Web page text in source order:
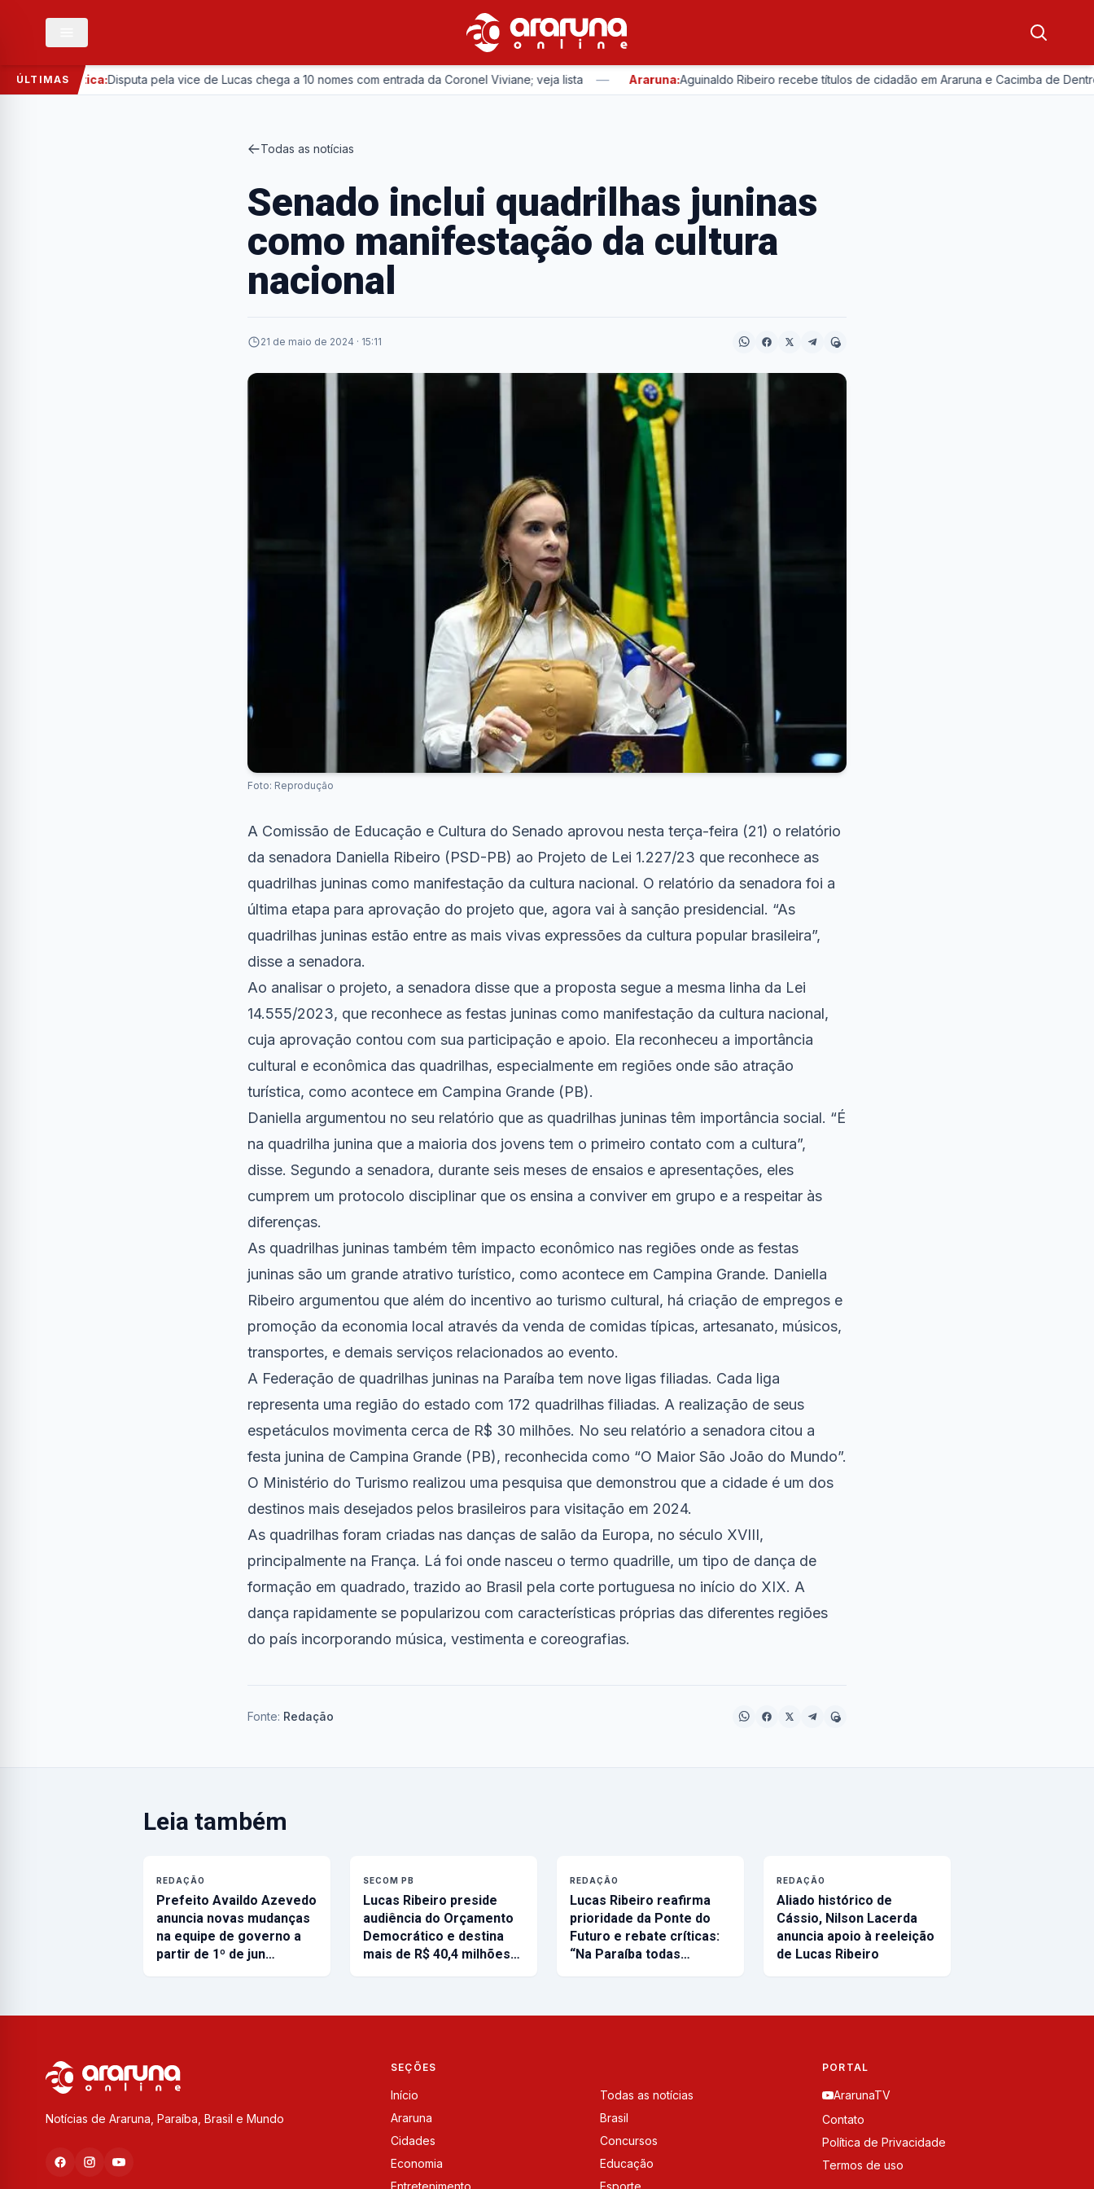
ÚLTIMAS
Política: Disputa pela vice de Lucas chega a 10 nomes com entrada da Coronel Viviane; veja lista — Araruna:Aguinaldo Ribeiro recebe títulos de cidadão em Araruna e Cacimba de Dentro
Todas as notícias
Senado inclui quadrilhas juninas
como manifestação da cultura
nacional
21 de maio de 2024 · 15:11
Foto: Reprodução
A Comissão de Educação e Cultura do Senado aprovou nesta terça-feira (21) o relatório
da senadora Daniella Ribeiro (PSD-PB) ao Projeto de Lei 1.227/23 que reconhece as
quadrilhas juninas como manifestação da cultura nacional. O relatório da senadora foi a
última etapa para aprovação do projeto que, agora vai à sanção presidencial. “As
quadrilhas juninas estão entre as mais vivas expressões da cultura popular brasileira”,
disse a senadora.
Ao analisar o projeto, a senadora disse que a proposta segue a mesma linha da Lei
14.555/2023, que reconhece as festas juninas como manifestação da cultura nacional,
cuja aprovação contou com sua participação e apoio. Ela reconheceu a importância
cultural e econômica das quadrilhas, especialmente em regiões onde são atração
turística, como acontece em Campina Grande (PB).
Daniella argumentou no seu relatório que as quadrilhas juninas têm importância social. “É
na quadrilha junina que a maioria dos jovens tem o primeiro contato com a cultura”,
disse. Segundo a senadora, durante seis meses de ensaios e apresentações, eles
cumprem um protocolo disciplinar que os ensina a conviver em grupo e a respeitar às
diferenças.
As quadrilhas juninas também têm impacto econômico nas regiões onde as festas
juninas são um grande atrativo turístico, como acontece em Campina Grande. Daniella
Ribeiro argumentou que além do incentivo ao turismo cultural, há criação de empregos e
promoção da economia local através da venda de comidas típicas, artesanato, músicos,
transportes, e demais serviços relacionados ao evento.
A Federação de quadrilhas juninas na Paraíba tem nove ligas filiadas. Cada liga
representa uma região do estado com 172 quadrilhas filiadas. A realização de seus
espetáculos movimenta cerca de R$ 30 milhões. No seu relatório a senadora citou a
festa junina de Campina Grande (PB), reconhecida como “O Maior São João do Mundo”.
O Ministério do Turismo realizou uma pesquisa que demonstrou que a cidade é um dos
destinos mais desejados pelos brasileiros para visitação em 2024.
As quadrilhas foram criadas nas danças de salão da Europa, no século XVIII,
principalmente na França. Lá foi onde nasceu o termo quadrille, um tipo de dança de
formação em quadrado, trazido ao Brasil pela corte portuguesa no início do XIX. A
dança rapidamente se popularizou com características próprias das diferentes regiões
do país incorporando música, vestimenta e coreografias.
Fonte: Redação
Leia também
REDAÇÃO
Prefeito Availdo Azevedo
anuncia novas mudanças
na equipe de governo a
partir de 1º de jun…
SECOM PB
Lucas Ribeiro preside
audiência do Orçamento
Democrático e destina
mais de R$ 40,4 milhões…
REDAÇÃO
Lucas Ribeiro reafirma
prioridade da Ponte do
Futuro e rebate críticas:
“Na Paraíba todas…
REDAÇÃO
Aliado histórico de
Cássio, Nilson Lacerda
anuncia apoio à reeleição
de Lucas Ribeiro
Notícias de Araruna, Paraíba, Brasil e Mundo
SEÇÕES
Início
Todas as notícias
Araruna
Brasil
Cidades
Concursos
Economia
Educação
Entretenimento
Esporte
PORTAL
ArarunaTV
Contato
Política de Privacidade
Termos de uso